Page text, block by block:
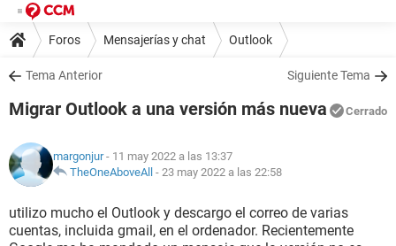
Foros Mensajerías y chat Outlook
Tema Anterior Siguiente Tema
Migrar Outlook a una versión más nueva Cerrado
margonjur- 11 may 2022 a las 13:37
TheOneAboveAll - 23 may 2022 a las 22:58
utilizo mucho el Outlook y descargo el correo de varias
cuentas, incluida gmail, en el ordenador. Recientemente